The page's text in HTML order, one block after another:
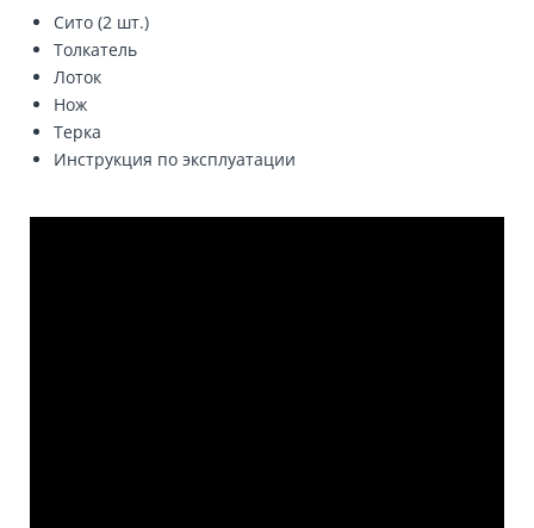
Сито (2 шт.)
Толкатель
Лоток
Нож
Терка
Инструкция по эксплуатации